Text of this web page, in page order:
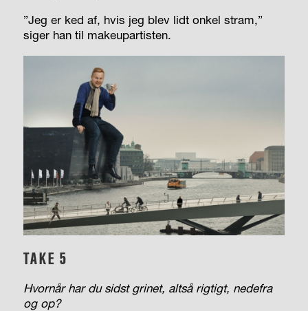
”Jeg er ked af, hvis jeg blev lidt onkel stram,”
siger han til makeupartisten.
TAKE 5
Hvornår har du sidst grinet, altså rigtigt, nedefra
og op?